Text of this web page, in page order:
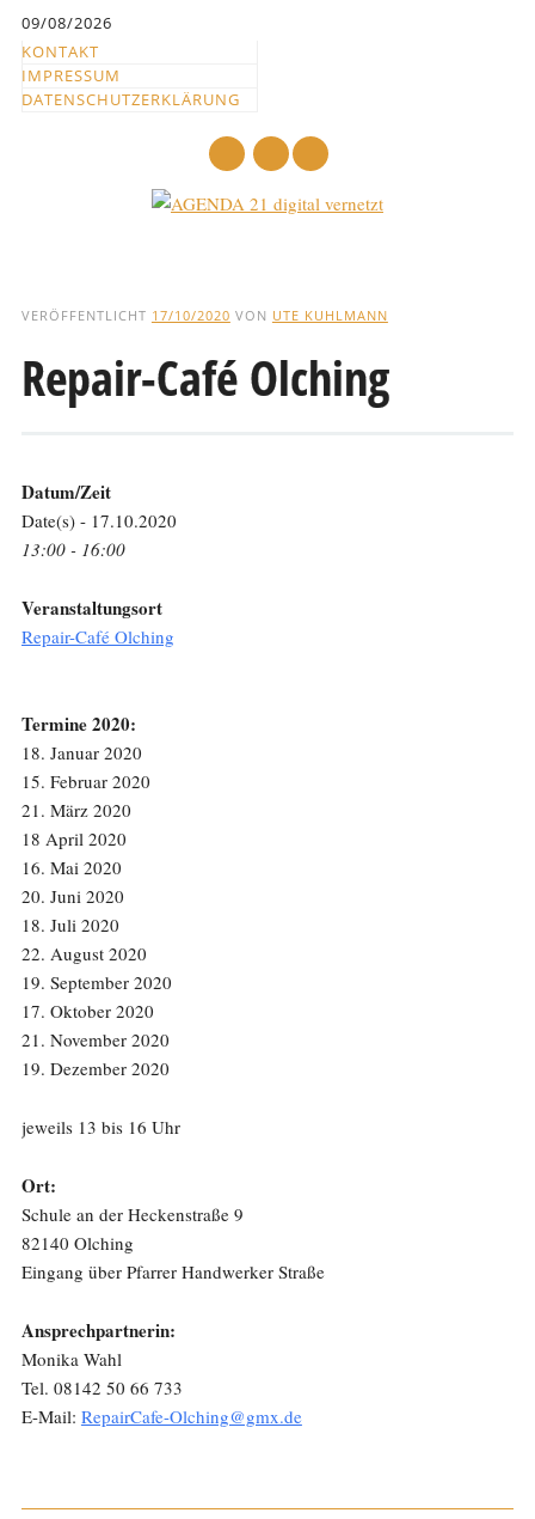
springen
09/08/2026
KONTAKT
IMPRESSUM
DATENSCHUTZERKLÄRUNG
und
Text
VERÖFFENTLICHT 17/10/2020 VON UTE KUHLMANN
Repair-Café Olching
Datum/Zeit
Date(s) - 17.10.2020
13:00 - 16:00
Veranstaltungsort
Repair-Café Olching
Termine 2020:
18. Januar 2020
15. Februar 2020
21. März 2020
18 April 2020
16. Mai 2020
20. Juni 2020
18. Juli 2020
22. August 2020
19. September 2020
17. Oktober 2020
21. November 2020
19. Dezember 2020
jeweils 13 bis 16 Uhr
Ort:
Schule an der Heckenstraße 9
82140 Olching
Eingang über Pfarrer Handwerker Straße
Ansprechpartnerin:
Monika Wahl
Tel. 08142 50 66 733
E-Mail: RepairCafe-Olching@gmx.de